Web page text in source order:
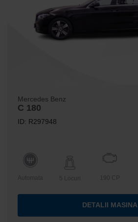
Mercedes Benz
C 180
ID: R297948
Automata 5 Locuri 190 CP
DETALII MASINA